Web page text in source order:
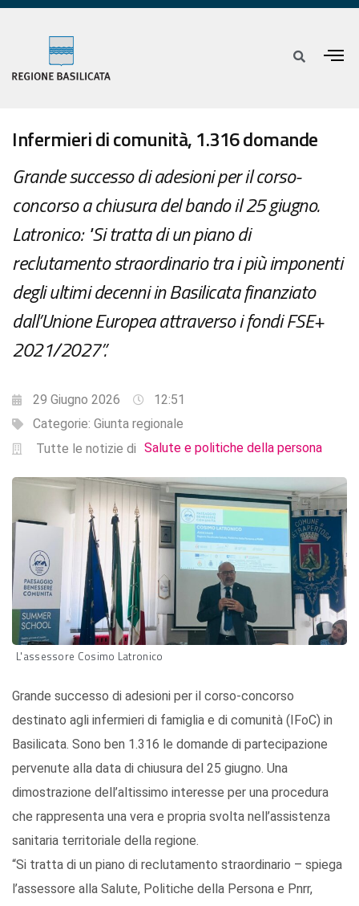
Infermieri di comunità, 1.316 domande
Grande successo di adesioni per il corso-
concorso a chiusura del bando il 25 giugno.
Latronico: "Si tratta di un piano di
reclutamento straordinario tra i più imponenti
degli ultimi decenni in Basilicata finanziato
dall’Unione Europea attraverso i fondi FSE+
2021/2027”.
29 Giugno 2026
12:51
Categorie: Giunta regionale
Tutte le notizie di Salute e politiche della persona
L'assessore Cosimo Latronico
Grande successo di adesioni per il corso-concorso
destinato agli infermieri di famiglia e di comunità (IFoC) in
Basilicata. Sono ben 1.316 le domande di partecipazione
pervenute alla data di chiusura del 25 giugno. Una
dimostrazione dell’altissimo interesse per una procedura
che rappresenta una vera e propria svolta nell’assistenza
sanitaria territoriale della regione.
“Si tratta di un piano di reclutamento straordinario – spiega
l’assessore alla Salute, Politiche della Persona e Pnrr,